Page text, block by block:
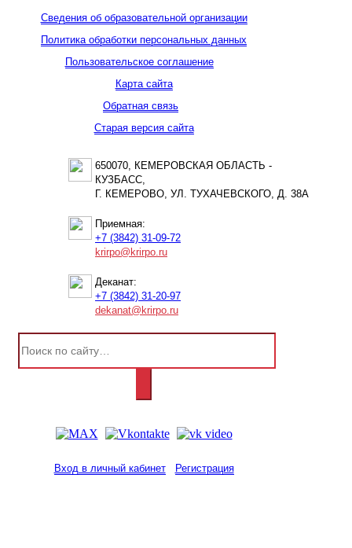
Сведения об образовательной организации
Политика обработки персональных данных
Пользовательское соглашение
Карта сайта
Обратная связь
Старая версия сайта
650070, КЕМЕРОВСКАЯ ОБЛАСТЬ -
КУЗБАСС,
Г. КЕМЕРОВО, УЛ. ТУХАЧЕВСКОГО, Д. 38А
Приемная:
+7 (3842) 31-09-72
krirpo@krirpo.ru
Деканат:
+7 (3842) 31-20-97
dekanat@krirpo.ru
Вход в личный кабинет Регистрация